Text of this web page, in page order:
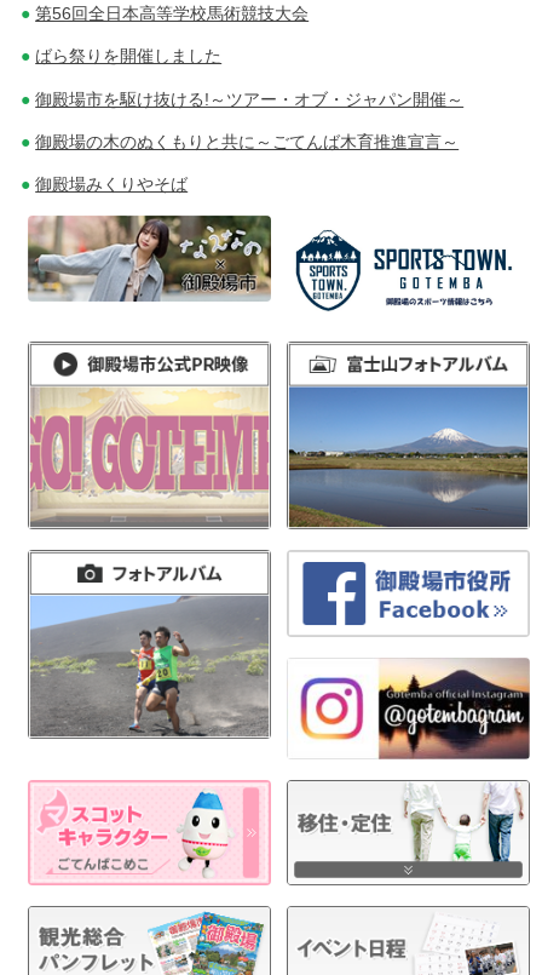
第56回全日本高等学校馬術競技大会
ばら祭りを開催しました
御殿場市を駆け抜ける!～ツアー・オブ・ジャパン開催～
御殿場の木のぬくもりと共に～ごてんば木育推進宣言～
御殿場みくりやそば